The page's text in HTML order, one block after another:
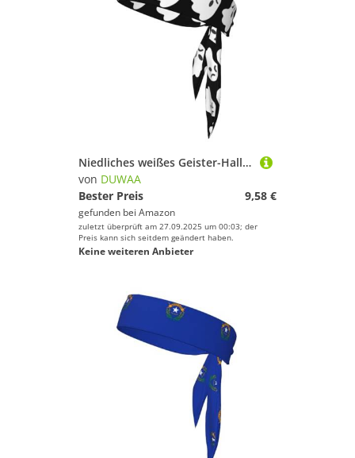
Niedliches weißes Geister-Halloween-Muster, für Damen und Herren, Ninja-Stirnbänder, verstellbar, feuchtigkeitsableitend, kühlendes Stirnband
von DUWAA
Bester Preis
9,58 €
gefunden bei Amazon
zuletzt überprüft am 27.09.2025 um 00:03; der
Preis kann sich seitdem geändert haben.
Keine weiteren Anbieter